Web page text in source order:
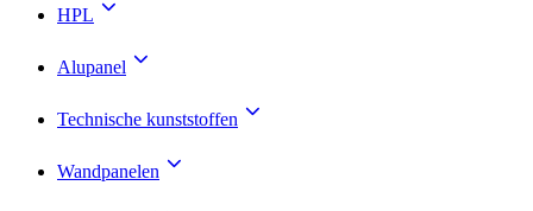
HPL
Alupanel
Technische kunststoffen
Wandpanelen